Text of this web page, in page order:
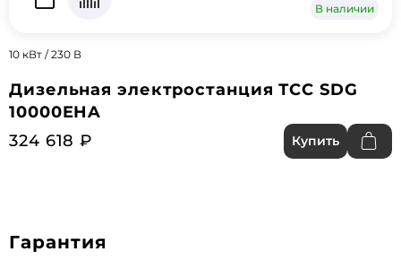
В наличии
10 кВт / 230 В
Дизельная электростанция ТСС SDG
10000EHA
324 618 ₽
Купить
Гарантия